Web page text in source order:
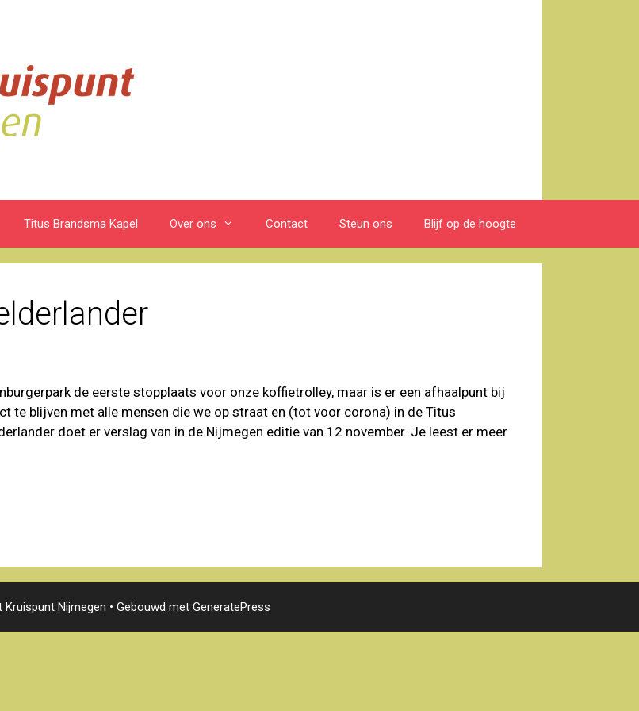
Titus Brandsma Kapel Over ons Contact Steun ons Blijf op de hoogte
de eerste stopplaats voor onze koffietrolley, maar is er een afhaalpunt bij
te blijven met alle mensen die we op straat en (tot voor corona) in de Titus
doet er verslag van in de Nijmegen editie van 12 november. Je leest er meer
Nijmegen • Gebouwd met GeneratePress